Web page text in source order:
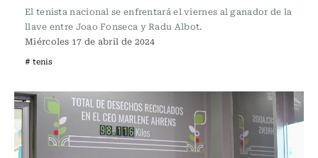
El tenista nacional se enfrentará el viernes al ganador de la
llave entre Joao Fonseca y Radu Albot.
Miércoles 17 de abril de 2024
# tenis